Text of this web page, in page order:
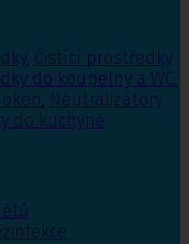
, Čistící prostředky
do koupelny a WC,
, Neutralizátory
do kuchyně